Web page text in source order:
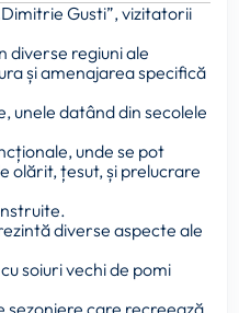
Gusti”, vizitatorii
diverse regiuni ale
și amenajarea specifică
unele datând din secolele
unde se pot
olărit, țesut, și prelucrare
diverse aspecte ale
soiuri vechi de pomi
sezoniere care recreează